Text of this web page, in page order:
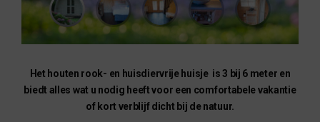
Het houten rook- en huisdiervrije huisje is 3 bij 6 meter en
biedt alles wat u nodig heeft voor een comfortabele vakantie
of kort verblijf dicht bij de natuur.